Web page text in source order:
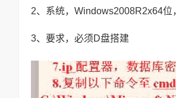
2、系统，Windows2008R2x64
3、要求，必须D盘搭建